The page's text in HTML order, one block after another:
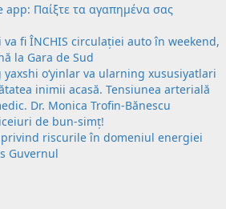
app: Παίξτε τα αγαπημένα σας
fi ÎNCHIS circulației auto în weekend,
la Gara de Sud
o‘yinlar va ularning xususiyatlari
inimii acasă. Tensiunea arterială
Dr. Monica Trofin-Bănescu
de bun-simț!
riscurile în domeniul energiei
Guvernul